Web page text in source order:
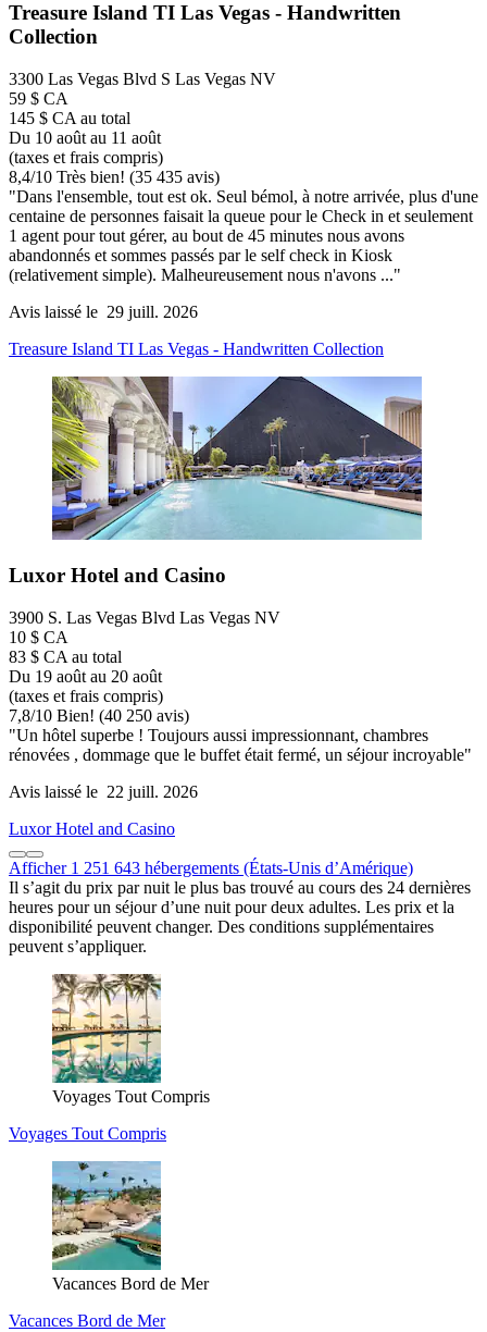
Treasure Island TI Las Vegas - Handwritten
Collection
3300 Las Vegas Blvd S Las Vegas NV
59 $ CA
145 $ CA au total
Du 10 août au 11 août
(taxes et frais compris)
8,4/10 Très bien! (35 435 avis)
"Dans l'ensemble, tout est ok. Seul bémol, à notre arrivée, plus d'une
centaine de personnes faisait la queue pour le Check in et seulement
1 agent pour tout gérer, au bout de 45 minutes nous avons
abandonnés et sommes passés par le self check in Kiosk
(relativement simple). Malheureusement nous n'avons ..."
Avis laissé le 29 juill. 2026
Treasure Island TI Las Vegas - Handwritten Collection
Luxor Hotel and Casino
3900 S. Las Vegas Blvd Las Vegas NV
10 $ CA
83 $ CA au total
Du 19 août au 20 août
(taxes et frais compris)
7,8/10 Bien! (40 250 avis)
"Un hôtel superbe ! Toujours aussi impressionnant, chambres
rénovées , dommage que le buffet était fermé, un séjour incroyable"
Avis laissé le 22 juill. 2026
Luxor Hotel and Casino
Afficher 1 251 643 hébergements (États-Unis d’Amérique)
Il s’agit du prix par nuit le plus bas trouvé au cours des 24 dernières
heures pour un séjour d’une nuit pour deux adultes. Les prix et la
disponibilité peuvent changer. Des conditions supplémentaires
peuvent s’appliquer.
Voyages Tout Compris
Voyages Tout Compris
Vacances Bord de Mer
Vacances Bord de Mer